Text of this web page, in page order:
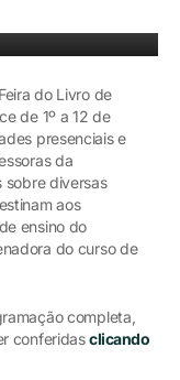
do Livro de
de 1º a 12 de
presenciais e
da
sobre diversas
aos
ensino do
do curso de
completa,
conferidasclicando